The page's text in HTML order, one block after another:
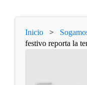
Inicio >
festivo reporta la